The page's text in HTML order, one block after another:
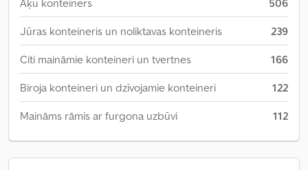
Āķu konteiners 506
Jūras konteineris un noliktavas konteineris 239
Citi maināmie konteineri un tvertnes 166
Biroja konteineri un dzīvojamie konteineri 122
Maināms rāmis ar furgona uzbūvi 112